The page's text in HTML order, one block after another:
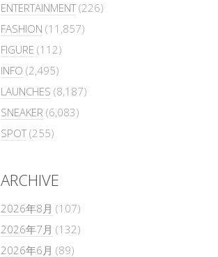
ENTERTAINMENT(226)
FASHION (11,857)
FIGURE (112)
INFO (2,495)
LAUNCHES (8,187)
SNEAKER (6,083)
SPOT(255)
ARCHIVE
2026年8月 (107)
2026年7月 (132)
2026年6月 (89)